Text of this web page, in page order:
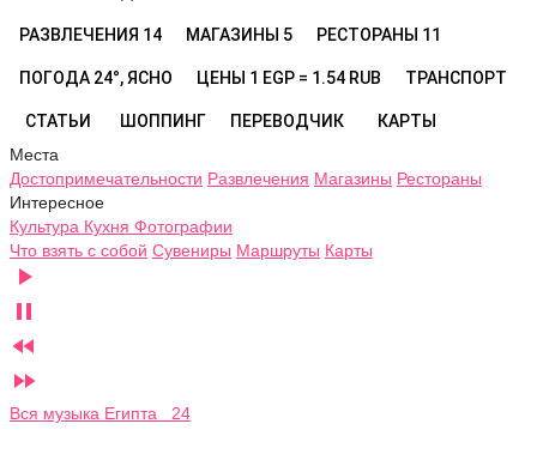
РАЗВЛЕЧЕНИЯ 14 МАГАЗИНЫ 5 РЕСТОРАНЫ 11
ПОГОДА 24°, ЯСНО ЦЕНЫ 1 EGP = 1.54 RUB ТРАНСПОРТ
СТАТЬИ ШОППИНГ ПЕРЕВОДЧИК
КАРТЫ
Места
Достопримечательности Развлечения Магазины Рестораны
Интересное
Культура Кухня Фотографии
Что взять с собой Сувениры Маршруты Карты




Вся музыка Египта 24